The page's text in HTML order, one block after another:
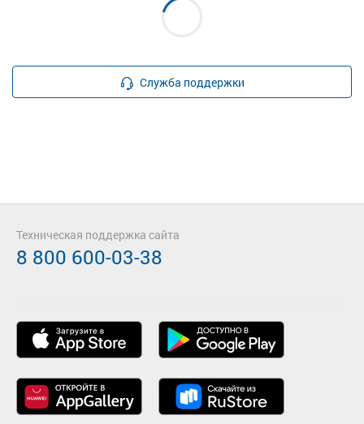
Служба поддержки
Техническая поддержка сайта
8 800 600-03-38